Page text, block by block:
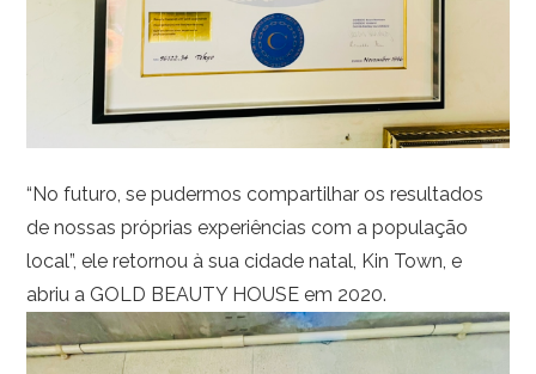
“No futuro, se pudermos compartilhar os resultados
de nossas próprias experiências com a população
local”, ele retornou à sua cidade natal, Kin Town, e
abriu a GOLD BEAUTY HOUSE em 2020.